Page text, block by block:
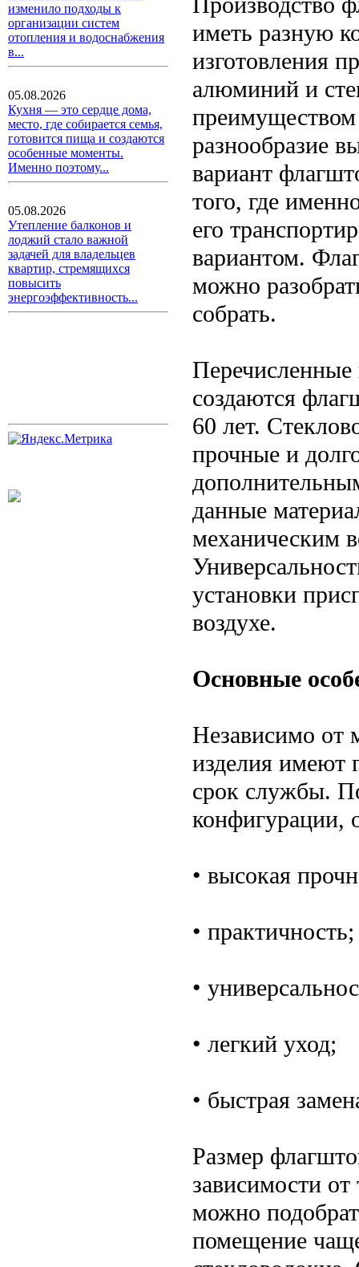
изменило подходы к
организации систем
отопления и водоснабжения
в...
05.08.2026
Кухня — это сердце дома,
место, где собирается семья,
готовится пища и создаются
особенные моменты.
Именно поэтому...
05.08.2026
Утепление балконов и
лоджий стало важной
задачей для владельцев
квартир, стремящихся
повысить
энергоэффективность...
иметь разную
изготовления
алюминий и
преимуществом
разнообразие
вариант
того, где
его
вариантом.
можно
собрать.
Перечисленные
создаются
60 лет.
прочные и
данные
механическим
установки
воздухе.
Основные
Независимо от
изделия имеют
срок службы.
конфигурации,
• высокая
• практичность;
•
• легкий уход;
• быстрая
Размер
зависимости от
можно
помещение